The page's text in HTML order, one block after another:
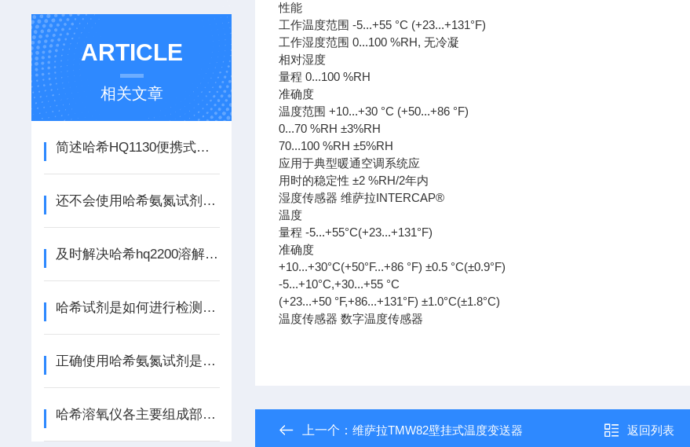
ARTICLE
相关文章
简述哈希HQ1130便携式溶氧仪的规范操作流程
还不会使用哈希氨氮试剂？进来看
及时解决哈希hq2200溶解氧多参数分析仪故障是保障测量准确的关键
哈希试剂是如何进行检测的你知道吗
正确使用哈希氨氮试剂是确保数据可靠性的关键
哈希溶氧仪各主要组成部件的功能特点介绍
性能
工作温度范围 -5...+55 °C (+23...+131°F)
工作湿度范围 0...100 %RH, 无冷凝
相对湿度
量程 0...100 %RH
准确度
温度范围 +10...+30 °C (+50...+86 °F)
0...70 %RH ±3%RH
70...100 %RH ±5%RH
应用于典型暖通空调系统应
用时的稳定性 ±2 %RH/2年内
湿度传感器 维萨拉INTERCAP®
温度
量程 -5...+55°C(+23...+131°F)
准确度
+10...+30°C(+50°F...+86 °F) ±0.5 °C(±0.9°F)
-5...+10°C,+30...+55 °C
(+23...+50 °F,+86...+131°F) ±1.0°C(±1.8°C)
温度传感器 数字温度传感器
上一个：维萨拉TMW82壁挂式温度变送器 返回列表